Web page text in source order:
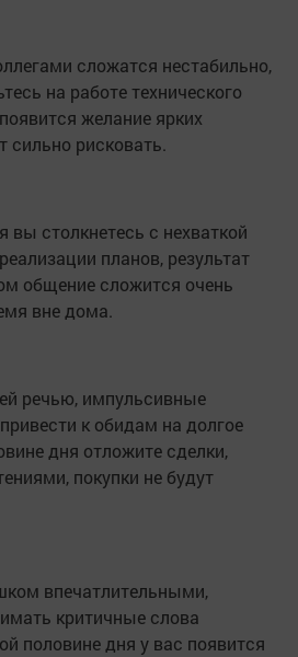
сложатся нестабильно,
на работе технического
желание ярких
сильно рисковать.
вы столкнетесь с нехваткой
планов, результат
общение сложится очень
вне дома.
речью, импульсивные
к обидам на долгое
дня отложите сделки,
покупки не будут
впечатлительными,
критичные слова
половине дня у вас появится